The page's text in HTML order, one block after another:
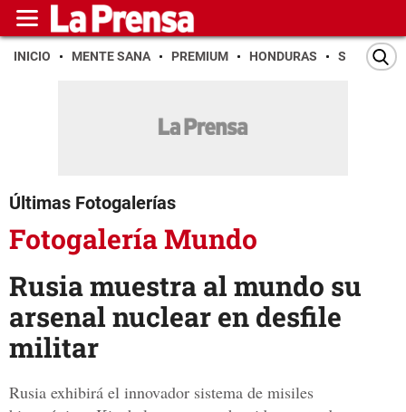
INICIO MENTE SANA PREMIUM HONDURAS SAN PEDRO
Últimas Fotogalerías
Fotogalería Mundo
Rusia muestra al mundo su
arsenal nuclear en desfile
militar
Rusia exhibirá el innovador sistema de misiles